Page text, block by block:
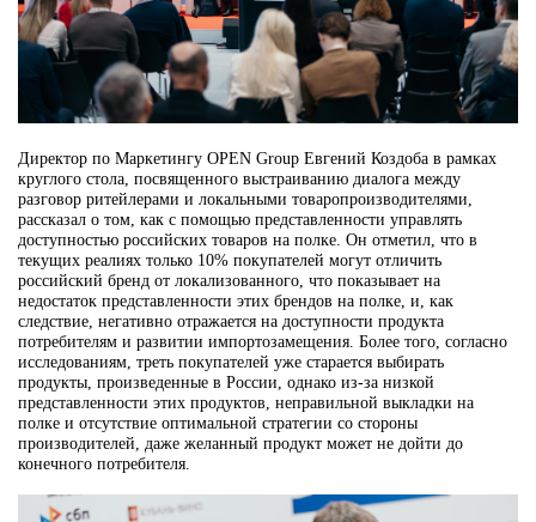
Директор по Маркетингу OPEN Group Евгений Коздоба в рамках
круглого стола, посвященного выстраиванию диалога между
разговор ритейлерами и локальными товаропроизводителями,
рассказал о том, как с помощью представленности управлять
доступностью российских товаров на полке. Он отметил, что в
текущих реалиях только 10% покупателей могут отличить
российский бренд от локализованного, что показывает на
недостаток представленности этих брендов на полке, и, как
следствие, негативно отражается на доступности продукта
потребителям и развитии импортозамещения. Более того, согласно
исследованиям, треть покупателей уже старается выбирать
продукты, произведенные в России, однако из-за низкой
представленности этих продуктов, неправильной выкладки на
полке и отсутствие оптимальной стратегии со стороны
производителей, даже желанный продукт может не дойти до
конечного потребителя.